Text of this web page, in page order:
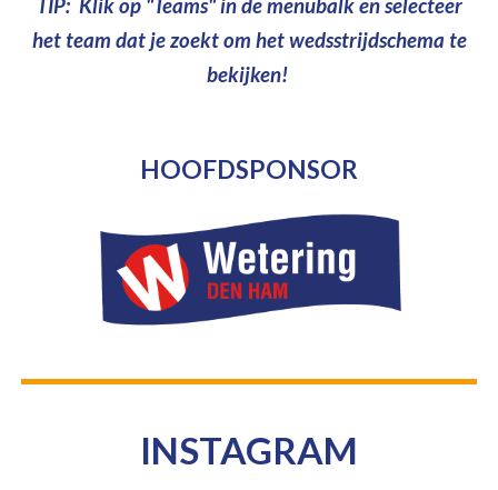
TIP: Klik op "Teams" in de menubalk en selecteer
het team dat je zoekt om het wedsstrijdschema te
bekijken!
HOOFDSPONSOR
INSTAGRAM